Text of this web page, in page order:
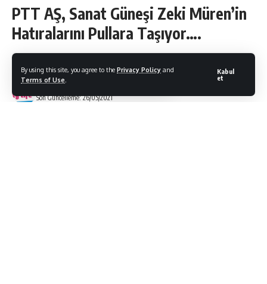
By using this site, you agree to the Privacy Policy and
Terms of Use
Kabul
et
PTT AŞ, Sanat Güneşi Zeki Müren’in
Hatıralarını Pullara Taşıyor….
Son Güncelleme: 26/05/2021
Bodrum Citylife